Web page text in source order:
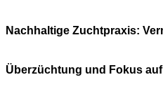
Nachhaltige Zuchtpraxis:
Überzüchtung und Fokus